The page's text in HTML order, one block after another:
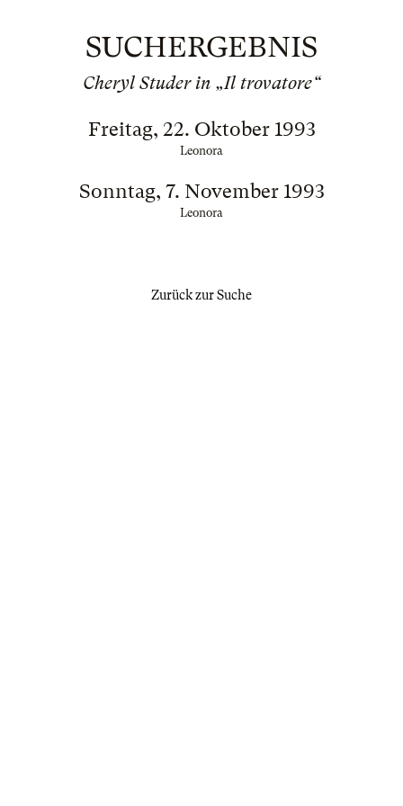
SUCHERGEBNIS
Cheryl Studer in „Il trovatore“
Freitag, 22. Oktober 1993
Leonora
Sonntag, 7. November 1993
Leonora
Zurück zur Suche